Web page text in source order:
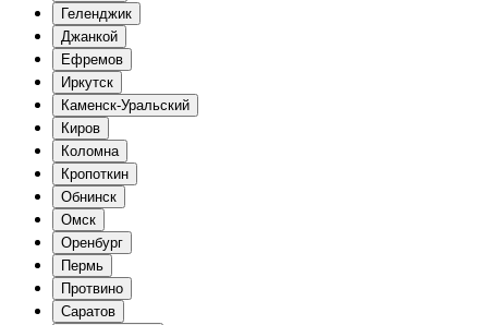
Геленджик
Джанкой
Ефремов
Иркутск
Каменск-Уральский
Киров
Коломна
Кропоткин
Обнинск
Омск
Оренбург
Пермь
Протвино
Саратов